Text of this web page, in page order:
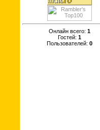
Онлайн всего: 1
Гостей: 1
Пользователей: 0